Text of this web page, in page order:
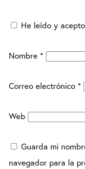
He leído y
Nombre *
Correo electrónico *
Web
Guarda mi
navegador para la